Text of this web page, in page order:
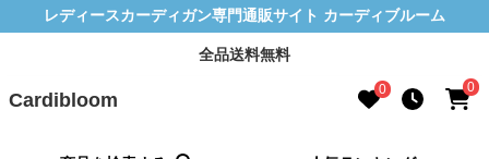
レディースカーディガン専門通販サイト カーディブルーム
全品送料無料
Cardibloom 0 0